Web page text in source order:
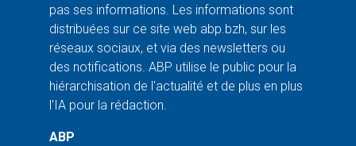
pas ses informations. Les informations sont
distribuées sur ce site web abp.bzh, sur les
réseaux sociaux, et via des newsletters ou
des notifications. ABP utilise le public pour la
hiérarchisation de l'actualité et de plus en plus
l'IA pour la rédaction.
ABP